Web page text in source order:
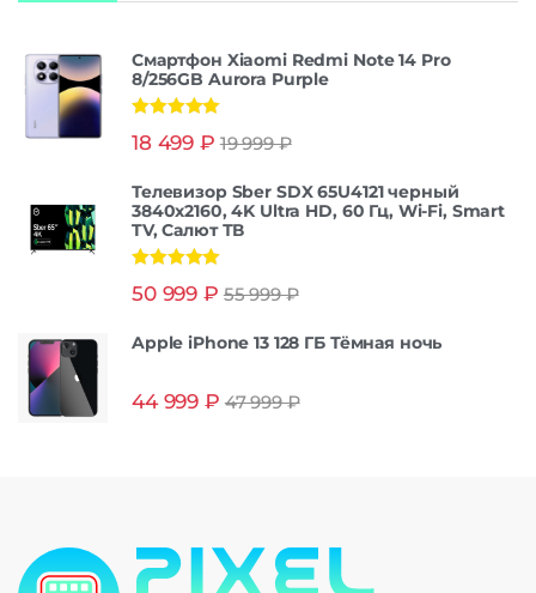
Смартфон Xiaomi Redmi Note 14 Pro
8/256GB Aurora Purple
из 5
18 499 ₽ 19 999₽
Телевизор Sber SDX 65U4121 черный
3840x2160, 4K Ultra HD, 60 Гц, Wi-Fi, Smart
TV, Салют ТВ
из 5
50 999 ₽ 55 999₽
Apple iPhone 13 128 ГБ Тёмная ночь
44 999 ₽ 47 999₽